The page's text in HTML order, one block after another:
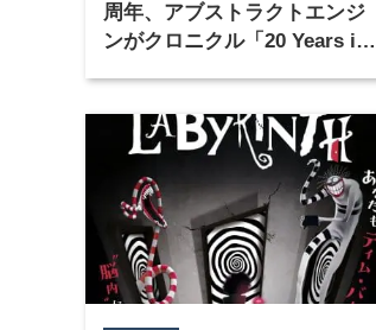
周年、アブストラクトエンジ
ンがクロニクル「20 Years in